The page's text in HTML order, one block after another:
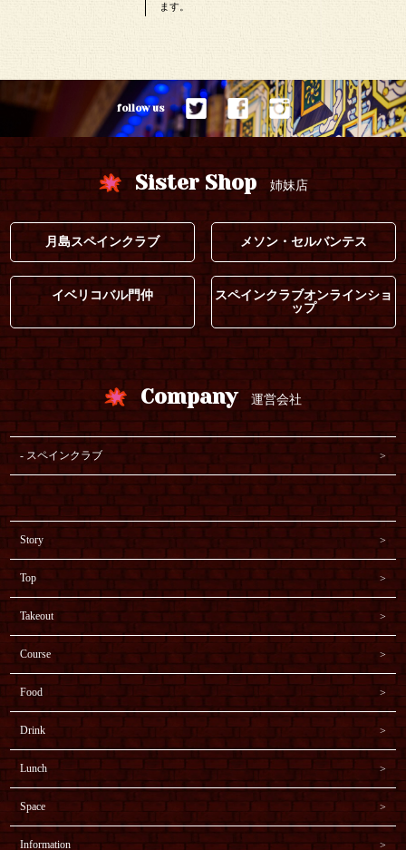
ます。
follow us
Sister Shop 姉妹店
月島スペインクラブ メソン・セルバンテス
イベリコバル門仲
スペインクラブオンラインショ
ップ
Company 運営会社
スペインクラブ
Story
Top
Takeout
Course
Food
Drink
Lunch
Space
Information